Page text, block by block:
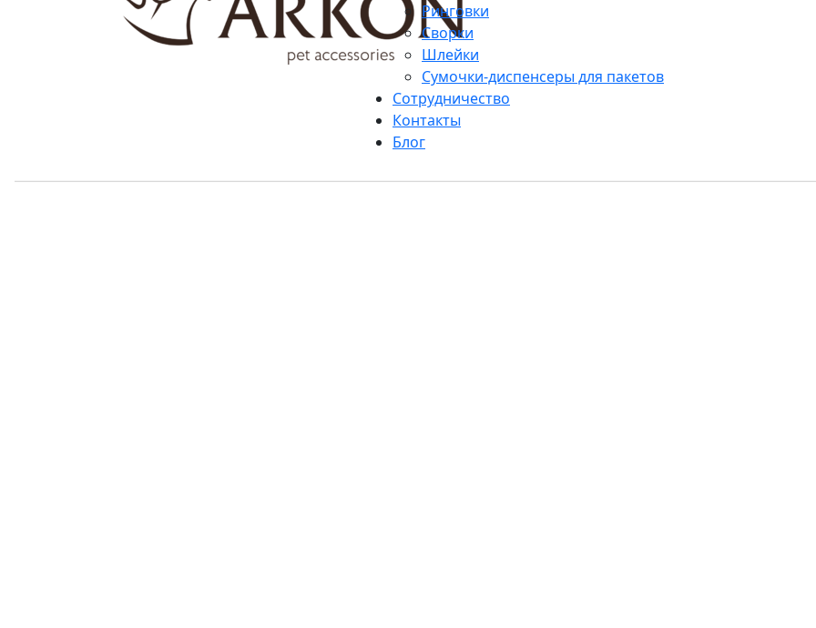
Ринговки
Сворки
Шлейки
Сумочки-диспенсеры для пакетов
Сотрудничество
Контакты
Блог